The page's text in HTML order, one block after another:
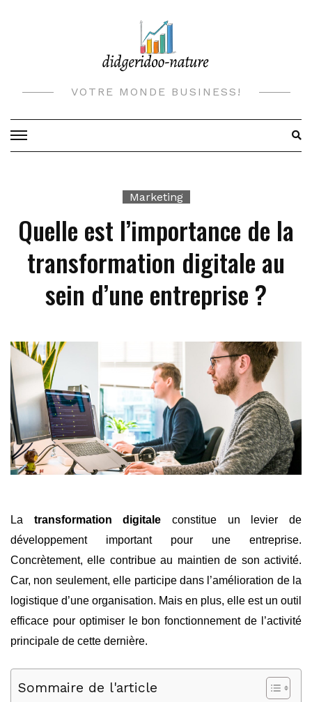
VOTRE MONDE BUSINESS!
Marketing
Quelle est l’importance de la
transformation digitale au
sein d’une entreprise ?
La transformation digitaleconstitue un levier de
développement important pour une entreprise.
Concrètement, elle contribue au maintien de son activité.
Car, non seulement, elle participe dans l’amélioration de la
logistique d’une organisation. Mais en plus, elle est un outil
efficace pour optimiser le bon fonctionnement de l’activité
principale de cette dernière.
Sommaire de l'article